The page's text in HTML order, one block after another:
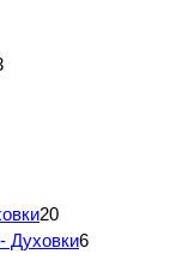
20
Духовки6